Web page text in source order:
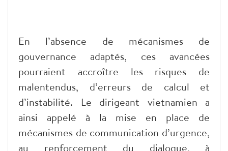
En l’absence de mécanismes de
gouvernance adaptés, ces avancées
pourraient accroître les risques de
malentendus, d’erreurs de calcul et
d’instabilité. Le dirigeant vietnamien a
ainsi appelé à la mise en place de
mécanismes de communication d’urgence,
au renforcement du dialogue, à